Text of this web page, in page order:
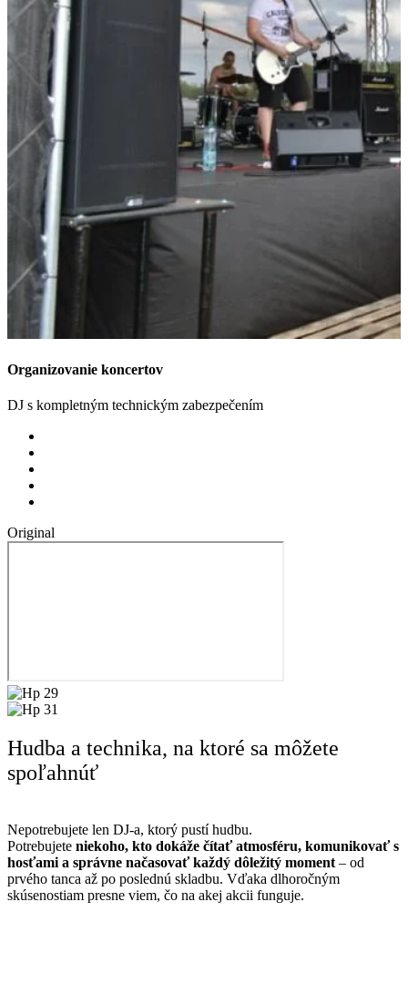
Organizovanie koncertov
DJ s kompletným technickým zabezpečením
Original
Hudba a technika, na ktoré sa môžete
spoľahnúť
Nepotrebujete len DJ-a, ktorý pustí hudbu.
Potrebujete niekoho, kto dokáže čítať atmosféru, komunikovať s
hosťami a správne načasovať každý dôležitý moment – od
prvého tanca až po poslednú skladbu. Vďaka dlhoročným
skúsenostiam presne viem, čo na akej akcii funguje.